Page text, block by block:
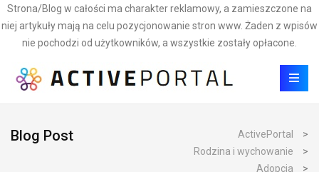
Strona/Blog w całości ma charakter reklamowy, a zamieszczone na
niej artykuły mają na celu pozycjonowanie stron www. Żaden z wpisów
nie pochodzi od użytkowników, a wszystkie zostały opłacone.
Blog Post ActivePortal
>
Rodzina i wychowanie
>
Adopcja
>